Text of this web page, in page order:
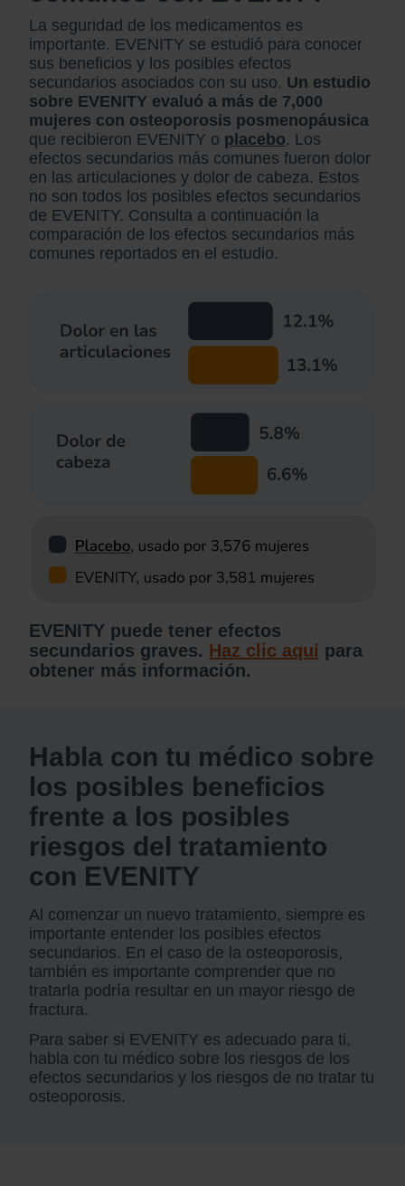
La seguridad de los medicamentos es
importante. EVENITY se estudió para conocer
sus beneficios y los posibles efectos
secundarios asociados con su uso. Un estudio
sobre EVENITY evaluó a más de 7,000
mujeres con osteoporosis posmenopáusica
que recibieron EVENITY o placebo. Los
efectos secundarios más comunes fueron dolor
en las articulaciones y dolor de cabeza. Estos
no son todos los posibles efectos secundarios
de EVENITY. Consulta a continuación la
comparación de los efectos secundarios más
comunes reportados en el estudio.
EVENITY puede tener efectos
secundarios graves. Haz clic aquí para
obtener más información.
Habla con tu médico sobre
los posibles beneficios
frente a los posibles
riesgos del tratamiento
con EVENITY
Al comenzar un nuevo tratamiento, siempre es
importante entender los posibles efectos
secundarios. En el caso de la osteoporosis,
también es importante comprender que no
tratarla podría resultar en un mayor riesgo de
fractura.
Para saber si EVENITY es adecuado para ti,
habla con tu médico sobre los riesgos de los
efectos secundarios y los riesgos de no tratar tu
osteoporosis.